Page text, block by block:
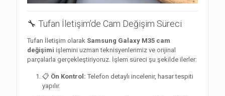
🔧 Tufan İletişim’de Cam Değişim Süreci
Tufan İletişim olarak Samsung Galaxy M35 cam
değişimi işlemini uzman teknisyenlerimiz ve orijinal
parçalarla gerçekleştiriyoruz. İşlem süreci şu şekilde ilerler:
📋 Ön Kontrol: Telefon detaylı incelenir, hasar tespiti
yapılır.